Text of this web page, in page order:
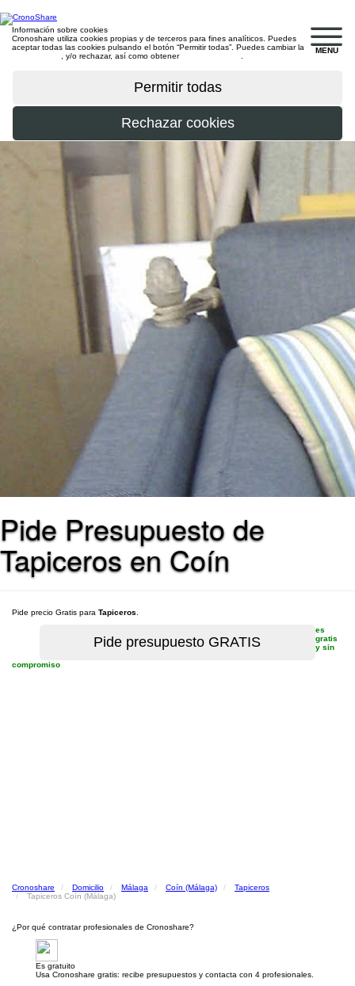
MENU
Información sobre cookies
Cronoshare utiliza cookies propias y de terceros para fines analíticos. Puedes
aceptar todas las cookies pulsando el botón “Permitir todas”. Puedes cambiar la
, y/o rechazar, así como obtener
Pide Presupuesto de
Tapiceros en Coín
Pide precio Gratis para Tapiceros
es
gratis
y sin
compromiso
Cronoshare Domicilio Málaga Coín (Málaga)
Tapiceros
Tapiceros Coín (Málaga)
¿Por qué contratar profesionales de Cronoshare?
Es gratuito
Usa Cronoshare gratis: recibe presupuestos y contacta con 4 profesionales.